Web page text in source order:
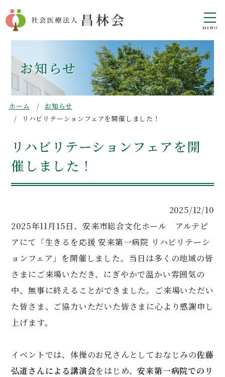
お知らせ
ホーム
お知らせ
リハビリテーションフェアを開催しました！
リハビリテーションフェアを開
催しました！
2025/12/10
2025年11月15日、安来市総合文化ホール アルテピ
アにて「生きるを応援 安来第一病院 リハビリテーシ
ョンフェア」を開催しました。当日は多くの地域の皆
さまにご来場いただき、にぎやかで温かい雰囲気の
中、無事に終えることができました。ご来場いただい
た皆さま、ご協力いただいた皆さまに心より感謝申し
上げます。
イベントでは、体操のお兄さんとしておなじみの佐藤
弘道さんによる講演会をはじめ、安来第一病院でのリ